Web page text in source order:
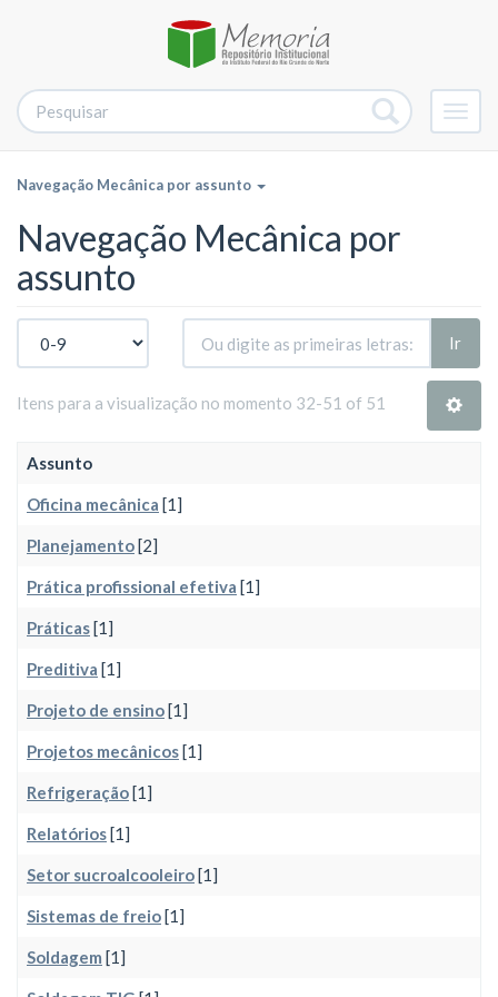
Navegação Mecânica por assunto
Navegação Mecânica por
assunto
Ir
Itens para a visualização no momento 32-51 of 51
Assunto
Oficina mecânica [1]
Planejamento[2]
Prática profissional efetiva [1]
Práticas[1]
Preditiva [1]
Projeto de ensino[1]
Projetos mecânicos[1]
Refrigeração[1]
Relatórios[1]
Setor sucroalcooleiro[1]
Sistemas de freio[1]
Soldagem [1]